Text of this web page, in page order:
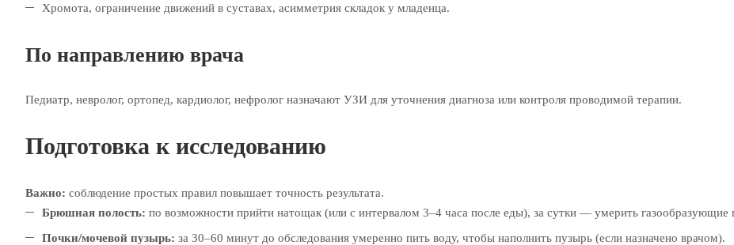
Хромота, ограничение движений в суставах, асимметрия складок у младенца.
По направлению врача
Педиатр, невролог, ортопед, кардиолог, нефролог назначают УЗИ для уточнения диагноза или контроля проводимой терапии.
Подготовка к исследованию
Важно: соблюдение простых правил повышает точность результата.
Брюшная полость: по возможности прийти натощак (или с интервалом 3–4 часа после еды), за сутки — умерить газообразующие
Почки/мочевой пузырь: за 30–60 минут до обследования умеренно пить воду, чтобы наполнить пузырь (если назначено врачом).